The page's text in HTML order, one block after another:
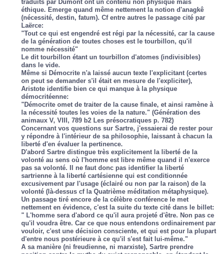
traduits par Dumont ont un contenu non physique mais
éthique. Emerge quand même nettement la notion d'anagkê
(nécessité, destin, fatum). Cf entre autres le passage cité par
Laërce:
"Tout ce qui est engendré est régi par la nécessité, car la cause
de la génération de toutes choses est le tourbillon, qu'il
nomme nécessité"
Le dit tourbillon étant un tourbillon d'atomes (indivisibles)
dans le vide.
Même si Démocrite n'a laissé aucun texte l'explicitant (certes
on peut se demander s'il était en mesure de l'expliciter),
Aristote identifie bien ce qui manque à la physique
démocritéenne:
"Démocrite omet de traiter de la cause finale, et ainsi ramène à
la nécessité toutes les voies de la nature." (Génération des
animaux V, VIII, 789 b2 Les présocratiques p. 782)
Concernant vos questions sur Sartre, j'essaierai de rester pour
y répondre à l'intérieur de sa philosophie, laissant à chacun la
liberté d'en évaluer la pertinence.
D'abord Sartre distingue très explicitement la liberté de la
volonté au sens où l'homme est libre même quand il n'exerce
pas sa volonté. Il ne faut donc pas identifier la liberté
sartrienne à la liberté cartésienne qui est conditionnée
excusivement par l'usage (éclairé ou non par la raison) de la
volonté (là-dessus cf la Quatrième méditation métaphysique).
Un passage tiré encore de la célèbre conférence le met
nettement en évidence, c'est la suite du texte cité dans le billet:
" L'homme sera d'abord ce qu'il aura projeté d'être. Non pas ce
qu'il voudra être. Car ce que nous entendons ordinairement par
vouloir, c'est une décision consciente, et qui est pour la plupart
d'entre nous postérieure à ce qu'il s'est fait lui-même."
A sa manière (ni freudienne, ni marxiste), Sartre prendre